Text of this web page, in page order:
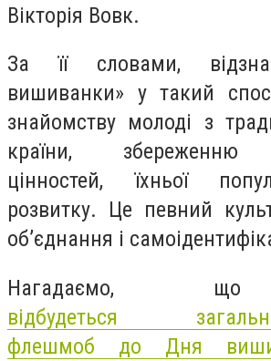
Вікторія Вовк.
За її словами,
вишиванки» у такий
знайомству молоді з
країни, збереженню
цінностей, їхньої
розвитку. Це певний
об’єднання і
Нагадаємо, що
відбудеться
флешмоб до Дня